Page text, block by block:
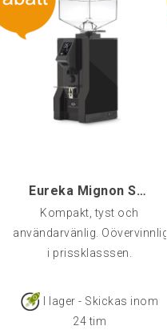
Eureka Mignon Specialita, Svart
Kompakt, tyst och
användarvänlig. Oövervinnlig
i prissklasssen.
I lager - Skickas inom
24 tim